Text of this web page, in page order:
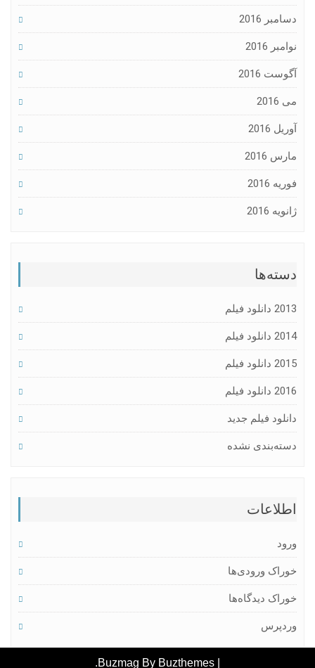
دسامبر 2016
نوامبر 2016
آگوست 2016
می 2016
آوریل 2016
مارس 2016
فوریه 2016
ژانویه 2016
دسته‌ها
2013 دانلود فیلم
2014 دانلود فیلم
2015 دانلود فیلم
2016 دانلود فیلم
دانلود فیلم جدید
دسته‌بندی نشده
اطلاعات
ورود
خوراک ورودی‌ها
خوراک دیدگاه‌ها
وردپرس
Buzmag By Buzthemes
.